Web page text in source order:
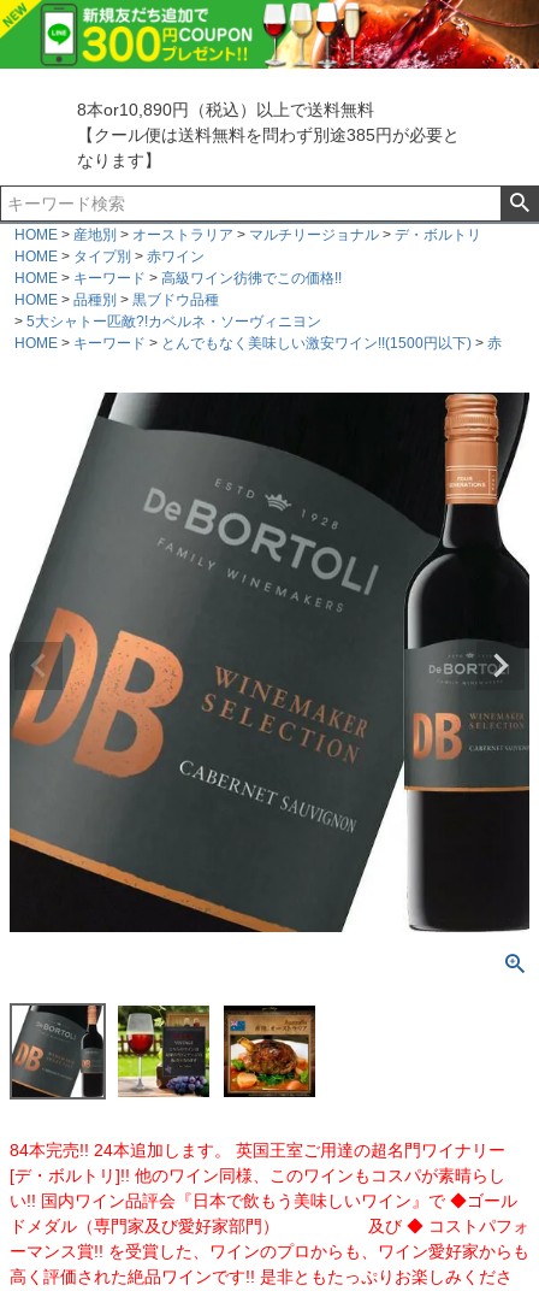
8本or10,890円（税込）以上で送料無料
【クール便は送料無料を問わず別途385円が必要と
なります】
HOME 産地別 オーストラリア マルチリージョナル
デ・ボルトリ
HOME
タイプ別
赤ワイン
HOME
キーワード
高級ワイン彷彿でこの価格!!
HOME
品種別
黒ブドウ品種
5大シャトー匹敵?!カベルネ・ソーヴィニヨン
HOME
キーワード とんでもなく美味しい激安ワイン!!(1500円以下) 赤
84本完売!! 24本追加します。 英国王室ご用達の超名門ワイナリー
[デ・ボルトリ]!! 他のワイン同様、このワインもコスパが素晴らし
い!! 国内ワイン品評会『日本で飲もう美味しいワイン』で ◆ゴール
ドメダル（専門家及び愛好家部門） 及び ◆ コストパフォ
ーマンス賞!! を受賞した、ワインのプロからも、ワイン愛好家からも
高く評価された絶品ワインです!! 是非ともたっぷりお楽しみくださ